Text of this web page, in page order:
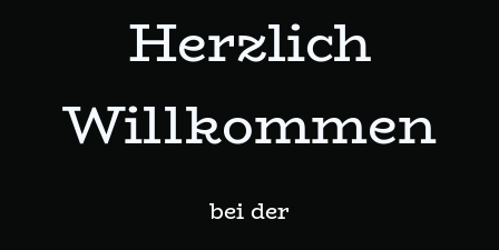
Herzlich
Willkommen
bei der